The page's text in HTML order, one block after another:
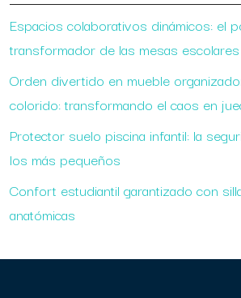
Espacios colaborativos dinámicos: el
transformador de las mesas
Orden divertido en mueble
colorido: transformando el caos en
Protector suelo piscina infantil: la
los más pequeños
Confort estudiantil garantizado con
anatómicas